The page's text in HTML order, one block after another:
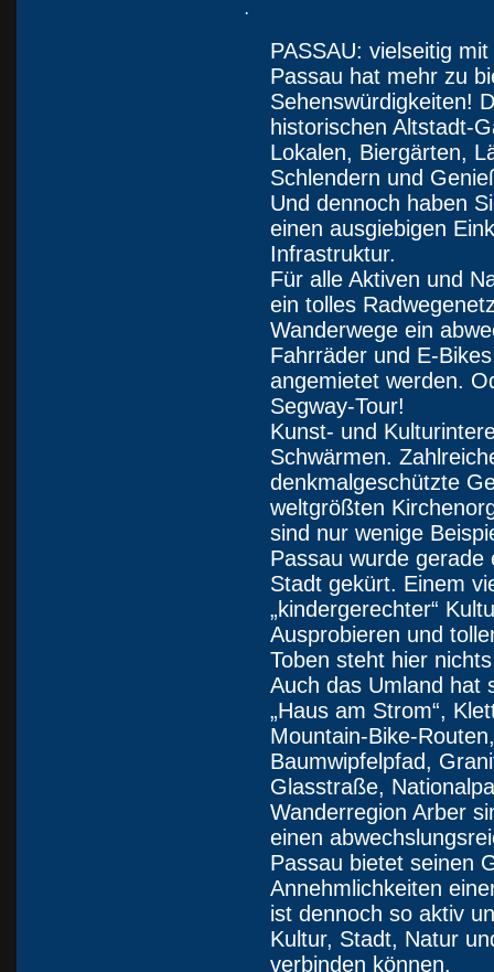
·
PASSAU: vielseitig mit
Passau hat mehr zu
Sehenswürdigkeiten!
historischen Altstadt-
Lokalen, Biergärten,
Schlendern und
Und dennoch haben
einen ausgiebigen
Infrastruktur.
Für alle Aktiven und
ein tolles
Wanderwege ein
Fahrräder und E-
angemietet werden.
Segway-Tour!
Kunst- und
Schwärmen.
denkmalgeschützte
weltgrößten
sind nur wenige
Passau wurde
Stadt gekürt. Einem
„kindergerechter“
Ausprobieren und
Toben steht hier
Auch das Umland hat
„Haus am Strom“,
Mountain-Bike-
Baumwipfelpfad,
Glasstraße,
Wanderregion Arber
einen
Passau bietet seinen
Annehmlichkeiten
ist dennoch so aktiv
Kultur, Stadt, Natur
verbinden können.